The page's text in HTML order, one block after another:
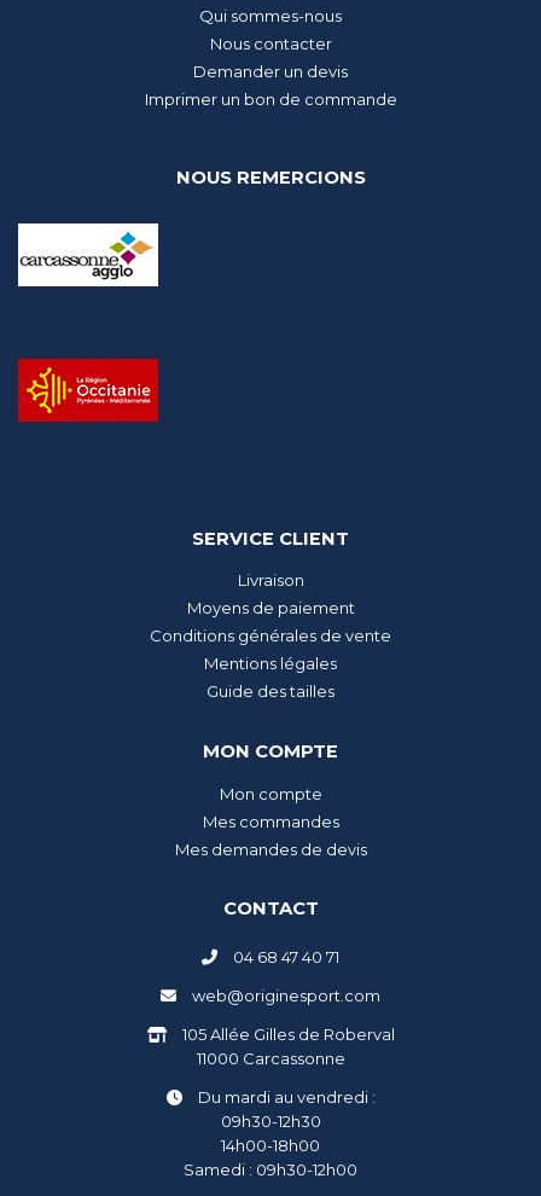
Qui sommes-nous
Nous contacter
Demander un devis
Imprimer un bon de commande
NOUS REMERCIONS
SERVICE CLIENT
Livraison
Moyens de paiement
Conditions générales de vente
Mentions légales
Guide des tailles
MON COMPTE
Mon compte
Mes commandes
Mes demandes de devis
CONTACT
04 68 47 40 71
web@originesport.com
105 Allée Gilles de Roberval
11000 Carcassonne
Du mardi au vendredi :
09h30-12h30
14h00-18h00
Samedi : 09h30-12h00